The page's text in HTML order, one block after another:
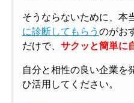
そうならないために、本
に診断してもらう のがお
だけで、 サクッと簡単に
自分と相性の良い企業を
ひ活用してください。